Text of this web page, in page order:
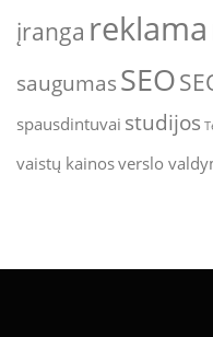
įranga reklama
saugumas SEO
spausdintuvai studijos
vaistų kainosverslo